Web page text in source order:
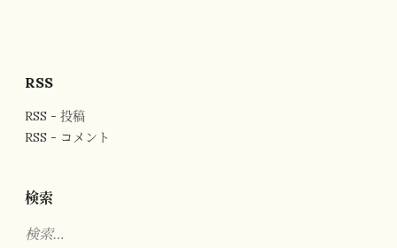
RSS
RSS - 投稿
RSS - コメント
検索
検
索: